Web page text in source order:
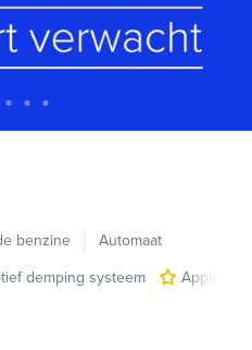
benzine
Automaat
demping systeem
Apple